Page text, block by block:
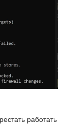
работать